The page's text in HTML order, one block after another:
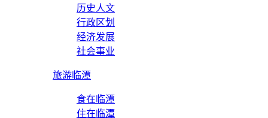
历史人文
行政区划
经济发展
社会事业
旅游临潭
食在临潭
住在临潭